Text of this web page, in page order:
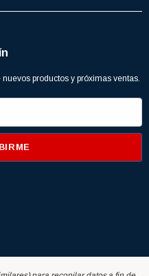
productos y próximas ventas.